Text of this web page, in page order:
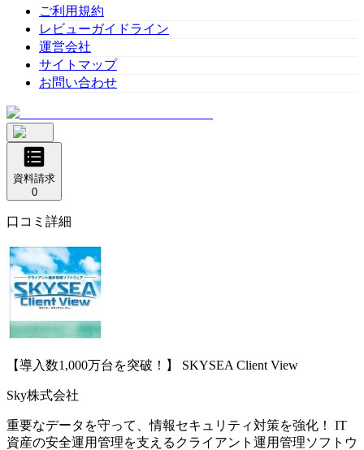
ご利用規約
レビューガイドライン
運営会社
サイトマップ
お問い合わせ
資料請求
0
口コミ詳細
【導入数1,000万台を突破！】 SKYSEA Client View
Sky株式会社
重要なデータを守って、情報セキュリティ対策を強化！ IT
資産の安全運用管理を支えるクライアント運用管理ソフトウ